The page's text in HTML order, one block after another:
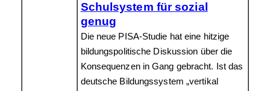
Schulsystem für sozial
genug
Die neue PISA-Studie hat eine hitzige
bildungspolitische Diskussion über die
Konsequenzen in Gang gebracht. Ist das
deutsche Bildungssystem „vertikal